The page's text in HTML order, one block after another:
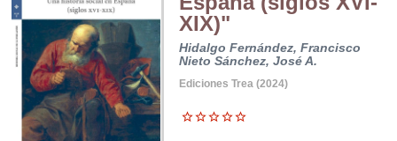
XIX)"
Hidalgo Fernández, Francisco
Nieto Sánchez, José A.
Ediciones Trea (2024)